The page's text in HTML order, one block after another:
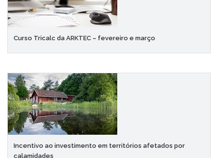
Curso Tricalc da ARKTEC – fevereiro e março
Incentivo ao investimento em territórios afetados por
calamidades